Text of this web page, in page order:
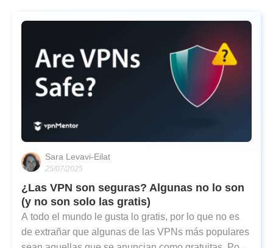
Sara Levavi-Eilat
25/07/2025
¿Las VPN son seguras? Algunas no lo son
(y no son solo las gratis)
A todo el mundo le gusta lo gratis, por lo que no es
de extrañar que algunas de las VPNs más populares